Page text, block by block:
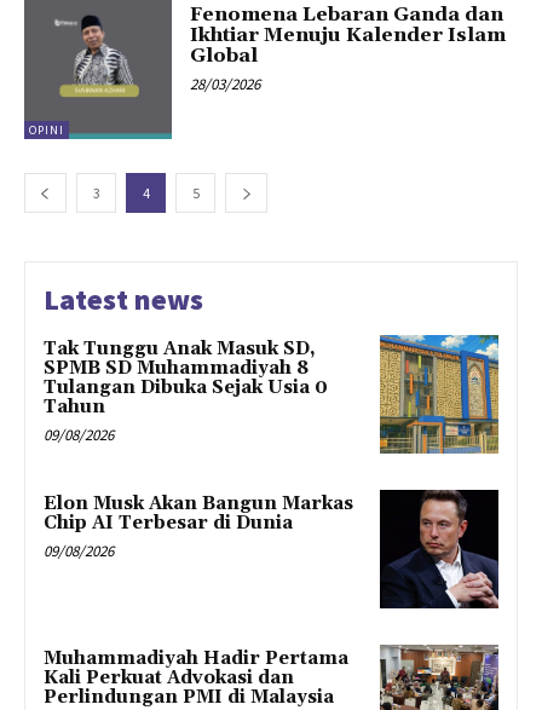
OPINI
Fenomena Lebaran Ganda dan
Ikhtiar Menuju Kalender Islam
Global
28/03/2026
3 4 5
Latest news
Tak Tunggu Anak Masuk SD,
SPMB SD Muhammadiyah 8
Tulangan Dibuka Sejak Usia 0
Tahun
09/08/2026
Elon Musk Akan Bangun Markas
Chip AI Terbesar di Dunia
09/08/2026
Muhammadiyah Hadir Pertama
Kali Perkuat Advokasi dan
Perlindungan PMI di Malaysia